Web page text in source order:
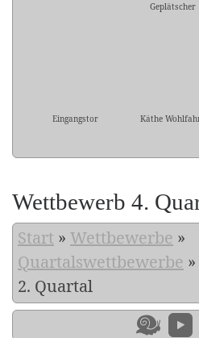
Geplätscher
Eingangstor Käthe
Wettbewerb 4.
Start » Wettbewerbe »
Quartalswettbewerbe »
2. Quartal